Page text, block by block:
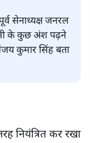
सेनाध्यक्ष जनरल
के कुछ अंश पढ़ने
कुमार सिंह बता
नियंत्रित कर रखा